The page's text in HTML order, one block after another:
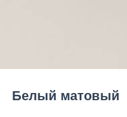
Белый матовый